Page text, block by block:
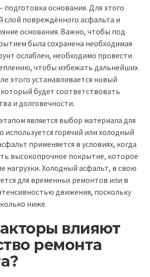
основания. Для этого
слой повреждённого асфальта и
основания. Важно, чтобы под
была сохранена необходимая
ослаблен, необходимо провести
чтобы избежать дальнейших
этого устанавливается новый
будет соответствовать
и долговечности.
является выбор материала для
используется горячий или холодный
применяется в условиях, когда
высокопрочное покрытие, которое
нагрузки. Холодный асфальт, в свою
для временных ремонтов или в
движения, поскольку
ниже.
влияют
ремонта